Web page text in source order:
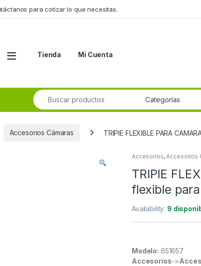
para cotizar lo que necesitas.
Tienda Mi Cuenta
Search for:
Accesorios Cámaras TRIPIE FLEXIBLE PARA
Accesorios,Accesorios
TRIPIE
flexible
Availability: 9
Modelo: 651657
Accesorios->